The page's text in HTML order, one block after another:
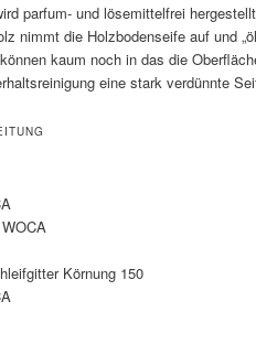
parfum- und lösemittelfrei
nimmt die Holzbodenseife auf und
kaum noch in das die
eine stark verdünnte
Körnung 150